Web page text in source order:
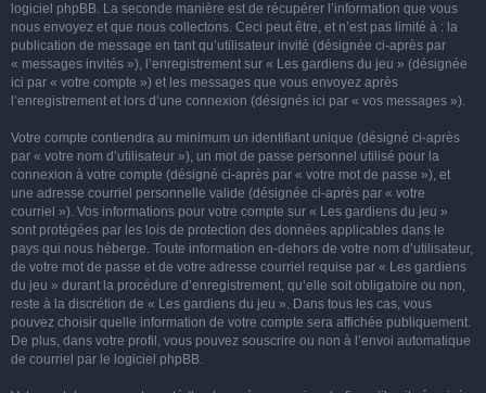
logiciel phpBB. La seconde manière est de récupérer l’information que vous
nous envoyez et que nous collectons. Ceci peut être, et n’est pas limité à : la
publication de message en tant qu’utilisateur invité (désignée ci-après par
« messages invités »), l’enregistrement sur « Les gardiens du jeu » (désignée
ici par « votre compte ») et les messages que vous envoyez après
l’enregistrement et lors d’une connexion (désignés ici par « vos messages »).
Votre compte contiendra au minimum un identifiant unique (désigné ci-après
par « votre nom d’utilisateur »), un mot de passe personnel utilisé pour la
connexion à votre compte (désigné ci-après par « votre mot de passe »), et
une adresse courriel personnelle valide (désignée ci-après par « votre
courriel »). Vos informations pour votre compte sur « Les gardiens du jeu »
sont protégées par les lois de protection des données applicables dans le
pays qui nous héberge. Toute information en-dehors de votre nom d’utilisateur,
de votre mot de passe et de votre adresse courriel requise par « Les gardiens
du jeu » durant la procédure d’enregistrement, qu’elle soit obligatoire ou non,
reste à la discrétion de « Les gardiens du jeu ». Dans tous les cas, vous
pouvez choisir quelle information de votre compte sera affichée publiquement.
De plus, dans votre profil, vous pouvez souscrire ou non à l’envoi automatique
de courriel par le logiciel phpBB.